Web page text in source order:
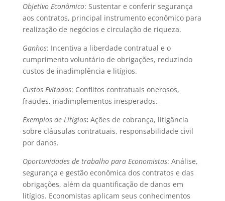
Objetivo Econômico: Sustentar e conferir segurança
aos contratos, principal instrumento econômico para
realização de negócios e circulação de riqueza.
Ganhos: Incentiva a liberdade contratual e o
cumprimento voluntário de obrigações, reduzindo
custos de inadimplência e litígios.
Custos Evitados: Conflitos contratuais onerosos,
fraudes, inadimplementos inesperados.
Exemplos de Litígios: Ações de cobrança, litigância
sobre cláusulas contratuais, responsabilidade civil
por danos.
Oportunidades de trabalho para Economistas: Análise,
segurança e gestão econômica dos contratos e das
obrigações, além da quantificação de danos em
litígios. Economistas aplicam seus conhecimentos